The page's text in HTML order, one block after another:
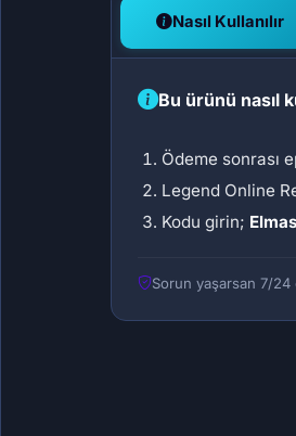
Nasıl Kullanılır
Bu ürünü nasıl
Ödeme sonrası
Legend Online
Kodu girin; Elmas
Sorun yaşarsan 7/24